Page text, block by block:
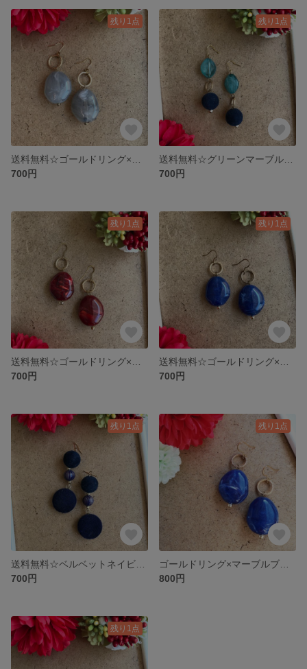
残り1点
700円
残り1点
700円
残り1点
700円
残り1点
700円
残り1点
700円
残り1点
800円
残り1点